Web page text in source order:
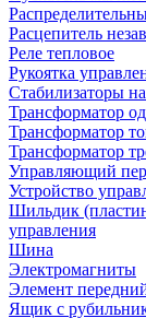
Расцепитель
Реле тепловое
Рукоятка
Стабилизаторы
Трансформатор
Трансформатор
Трансформатор
Управляющий
Устройство
Шильдик
управления
Шина
Электромагниты
Элемент
Ящик с